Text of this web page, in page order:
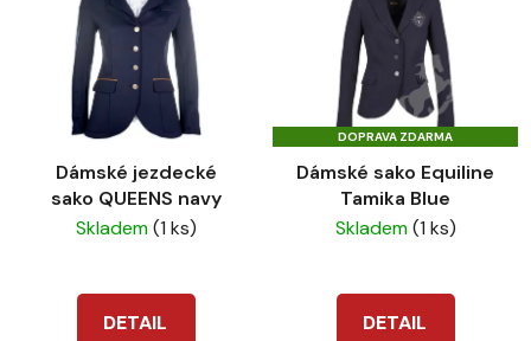
Dámské jezdecké
sako QUEENS navy
Skladem(1 ks)
DETAIL
DOPRAVA ZDARMA
Dámské sako Equiline
Tamika Blue
Skladem(1 ks)
DETAIL